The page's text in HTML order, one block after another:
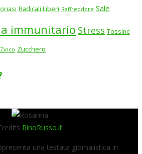
Radicali Liberi Raffreddore Sale
immunitario Stress Tossine
Zinco Zucchero
RinoRusso.it
una testata giornalistica in